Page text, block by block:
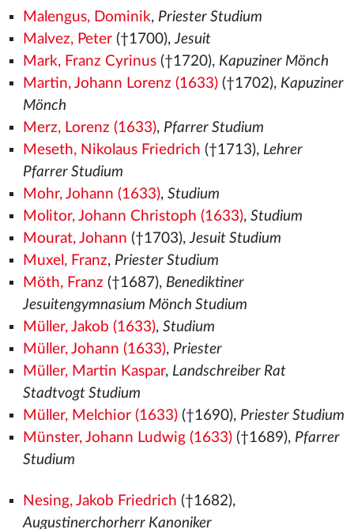
Malengus, Dominik, Priester Studium
Malvez, Peter(†1700),Jesuit
Mark, Franz Cyrinus(†1720), Kapuziner Mönch
Martin, Johann Lorenz (1633)(†1702), Kapuziner
Mönch
Merz, Lorenz (1633), Pfarrer Studium
Meseth, Nikolaus Friedrich (†1713), Lehrer
Pfarrer Studium
Mohr, Johann (1633), Studium
Molitor, Johann Christoph (1633), Studium
Mourat, Johann (†1703),Jesuit Studium
Muxel, Franz, Priester Studium
Möth, Franz (†1687), Benediktiner
Jesuitengymnasium Mönch Studium
Müller, Jakob (1633), Studium
Müller, Johann (1633), Priester
Müller, Martin Kaspar, Landschreiber Rat
Stadtvogt Studium
Müller, Melchior (1633)(†1690), Priester Studium
Münster, Johann Ludwig (1633)(†1689), Pfarrer
Studium
Nesing, Jakob Friedrich (†1682),
Augustinerchorherr Kanoniker